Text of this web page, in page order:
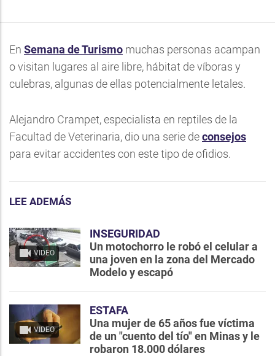
En Semana de Turismo muchas personas acampan
o visitan lugares al aire libre, hábitat de víboras y
culebras, algunas de ellas potencialmente letales.
Alejandro Crampet, especialista en reptiles de la
Facultad de Veterinaria, dio una serie deconsejos
para evitar accidentes con este tipo de ofidios.
LEE ADEMÁS
VIDEO
INSEGURIDAD
Un motochorro le robó el celular a
una joven en la zona del Mercado
Modelo y escapó
VIDEO
ESTAFA
Una mujer de 65 años fue víctima
de un "cuento del tío" en Minas y le
robaron 18.000 dólares